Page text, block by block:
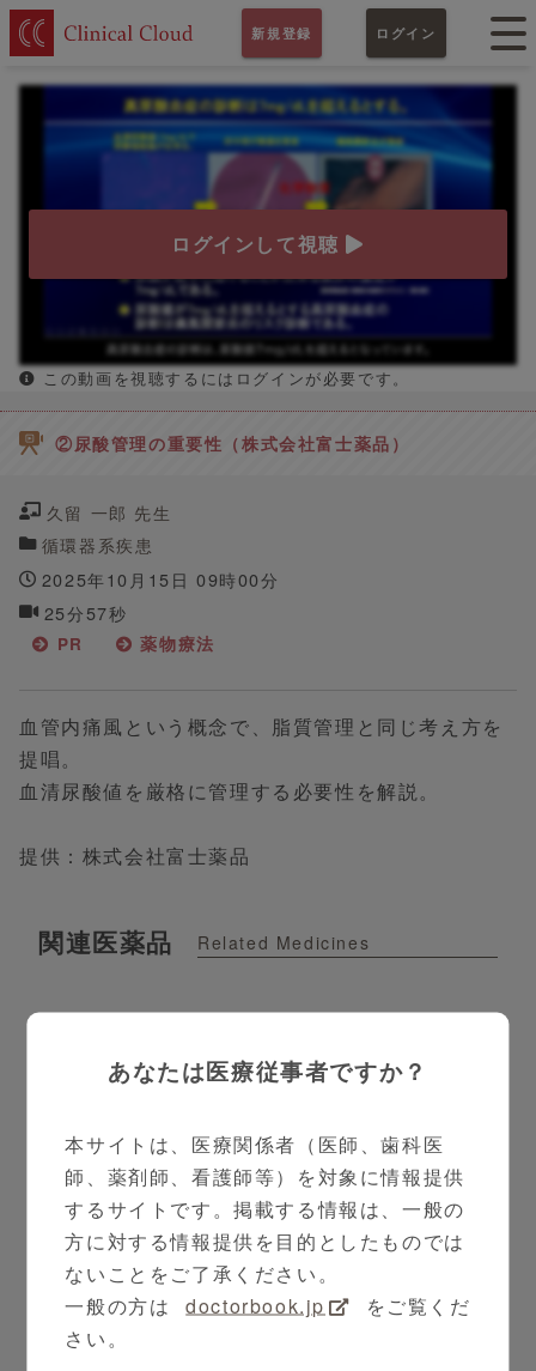
新規登録 ログイン
ログインして視聴
この動画を視聴するにはログインが必要です。
②尿酸管理の重要性（株式会社富士薬品）
久留 一郎 先生
循環器系疾患
2025年10月15日 09時00分
25分57秒
PR 薬物療法
血管内痛風という概念で、脂質管理と同じ考え方を
提唱。
血清尿酸値を厳格に管理する必要性を解説。
提供：株式会社富士薬品
関連医薬品 Related Medicines
トピロリック®錠
あなたは医療従事者ですか？
本サイトは、医療関係者（医師、歯科医
師、薬剤師、看護師等）を対象に情報提供
するサイトです。掲載する情報は、一般の
方に対する情報提供を目的としたものでは
ないことをご了承ください。
一般の方は
doctorbook.jp
をご覧くだ
さい。